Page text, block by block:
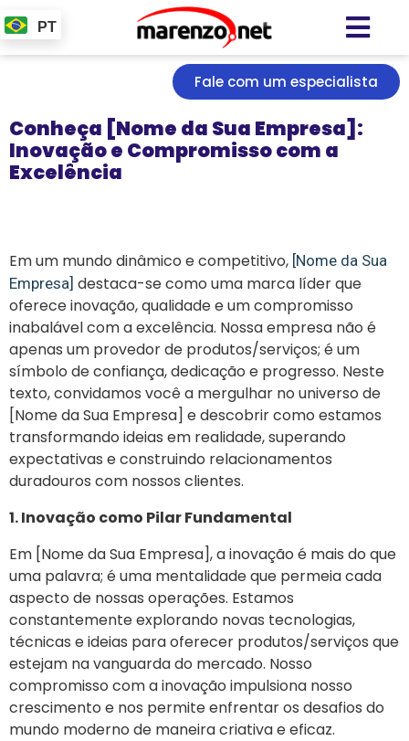
PT
Fale com um especialista
Conheça [Nome da Sua Empresa]:
Inovação e Compromisso com a
Excelência
Em um mundo dinâmico e competitivo, [Nome da Sua
Empresa] destaca-se como uma marca líder que
oferece inovação, qualidade e um compromisso
inabalável com a excelência. Nossa empresa não é
apenas um provedor de produtos/serviços; é um
símbolo de confiança, dedicação e progresso. Neste
texto, convidamos você a mergulhar no universo de
[Nome da Sua Empresa] e descobrir como estamos
transformando ideias em realidade, superando
expectativas e construindo relacionamentos
duradouros com nossos clientes.
1. Inovação como Pilar Fundamental
Em [Nome da Sua Empresa], a inovação é mais do que
uma palavra; é uma mentalidade que permeia cada
aspecto de nossas operações. Estamos
constantemente explorando novas tecnologias,
técnicas e ideias para oferecer produtos/serviços que
estejam na vanguarda do mercado. Nosso
compromisso com a inovação impulsiona nosso
crescimento e nos permite enfrentar os desafios do
mundo moderno de maneira criativa e eficaz.